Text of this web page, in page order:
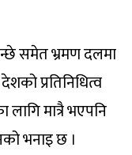
समेत भ्रमण दलमा
प्रतिनिधित्व
लागि मात्रै भएपनि
भनाइ छ ।